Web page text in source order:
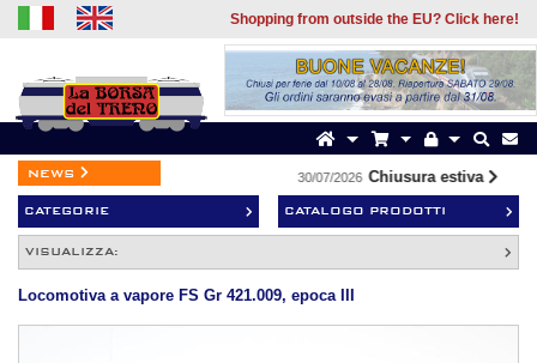
Shopping from outside the EU? Click here!
news 30/07/2026 Chiusura estiva
CATEGORIE CATALOGO PRODOTTI
VISUALIZZA:
Locomotiva a vapore FS Gr 421.009, epoca III